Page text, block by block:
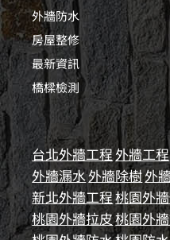
外牆防水
房屋整修
最新資訊
橋樑檢測
台北外牆工程外牆工程
外牆漏水外牆除樹外
新北外牆工程桃園外
桃園外牆拉皮桃園外